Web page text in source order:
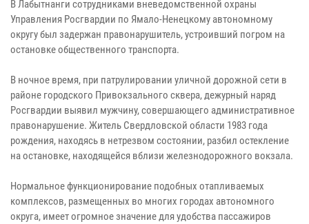
В Лабытнанги сотрудниками вневедомственной охраны
Управления Росгвардии по Ямало-Ненецкому автономному
округу был задержан правонарушитель, устроивший погром на
остановке общественного транспорта.
В ночное время, при патрулировании уличной дорожной сети в
районе городского Привокзального сквера, дежурный наряд
Росгвардии выявил мужчину, совершающего административное
правонарушение. Житель Свердловской области 1983 года
рождения, находясь в нетрезвом состоянии, разбил остекление
на остановке, находящейся вблизи железнодорожного вокзала.
Нормальное функционирование подобных отапливаемых
комплексов, размещенных во многих городах автономного
округа, имеет огромное значение для удобства пассажиров